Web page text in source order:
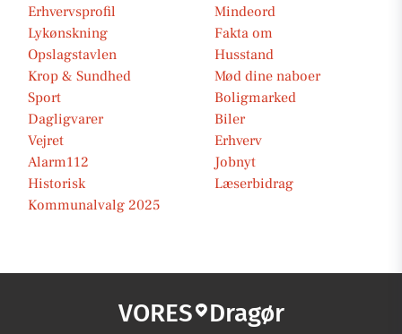
Erhvervsprofil
Mindeord
Lykønskning
Fakta om
Opslagstavlen
Husstand
Krop & Sundhed
Mød dine naboer
Sport
Boligmarked
Dagligvarer
Biler
Vejret
Erhverv
Alarm112
Jobnyt
Historisk
Læserbidrag
Kommunalvalg 2025
VORES Dragør